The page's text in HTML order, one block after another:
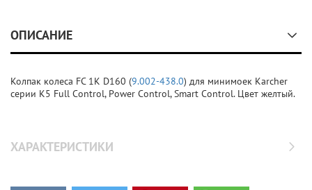
ОПИСАНИЕ
Колпак колеса FC 1K D160 (9.002-438.0) для минимоек Karcher
серии K5 Full Control, Power Control, Smart Control. Цвет желтый.
ХАРАКТЕРИСТИКИ